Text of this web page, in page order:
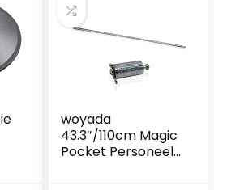
woyada
43.3″/110cm Magic
Pocket Personeel,